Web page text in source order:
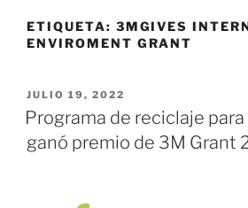
ETIQUETA: 3MGIVES
ENVIROMENT GRANT
PUBLICADO
EL
JULIO 19, 2022
Programa de reciclaje
ganó premio de 3M Grant